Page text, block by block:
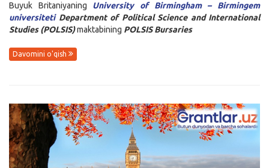
Buyuk Britaniyaning University of Birmingham – Birmingem
universiteti Department of Political Science and International
Studies (POLSIS)maktabining POLSIS Bursaries
Davomini o'qish